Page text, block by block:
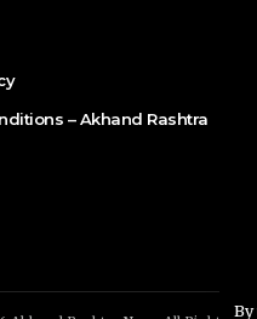
– Akhand Rashtra